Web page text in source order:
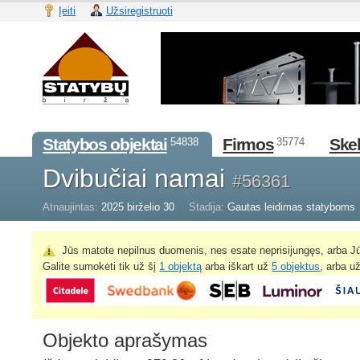
Įeiti Užsiregistruoti
Statybos objektai 54838 Firmos 35774
Dvibučiai namai#56361
Atnaujintas: 2025 birželio 30 Stadija: Gautas leidimas statyboms
Jūs matote nepilnus duomenis, nes esate neprisijungęs, arba
Galite sumokėti tik už šį 1 objektą arba iškart už5 objektus , arba
Objekto aprašymas